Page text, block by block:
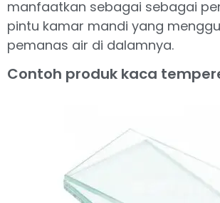
manfaatkan sebagai sebagai
pintu kamar mandi yang
pemanas air di dalamnya.
Contoh produk kaca